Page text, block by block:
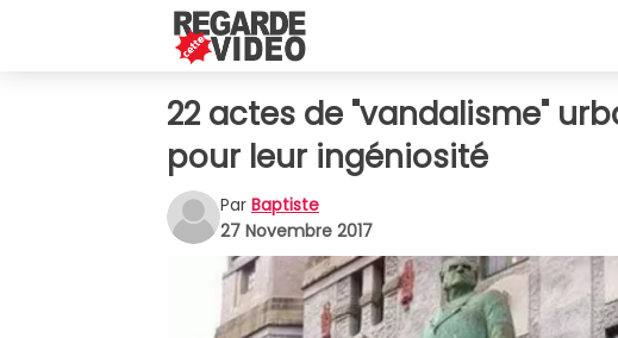
22 actes de "vandalisme"
pour leur ingéniosité
Par Baptiste
27 Novembre 2017